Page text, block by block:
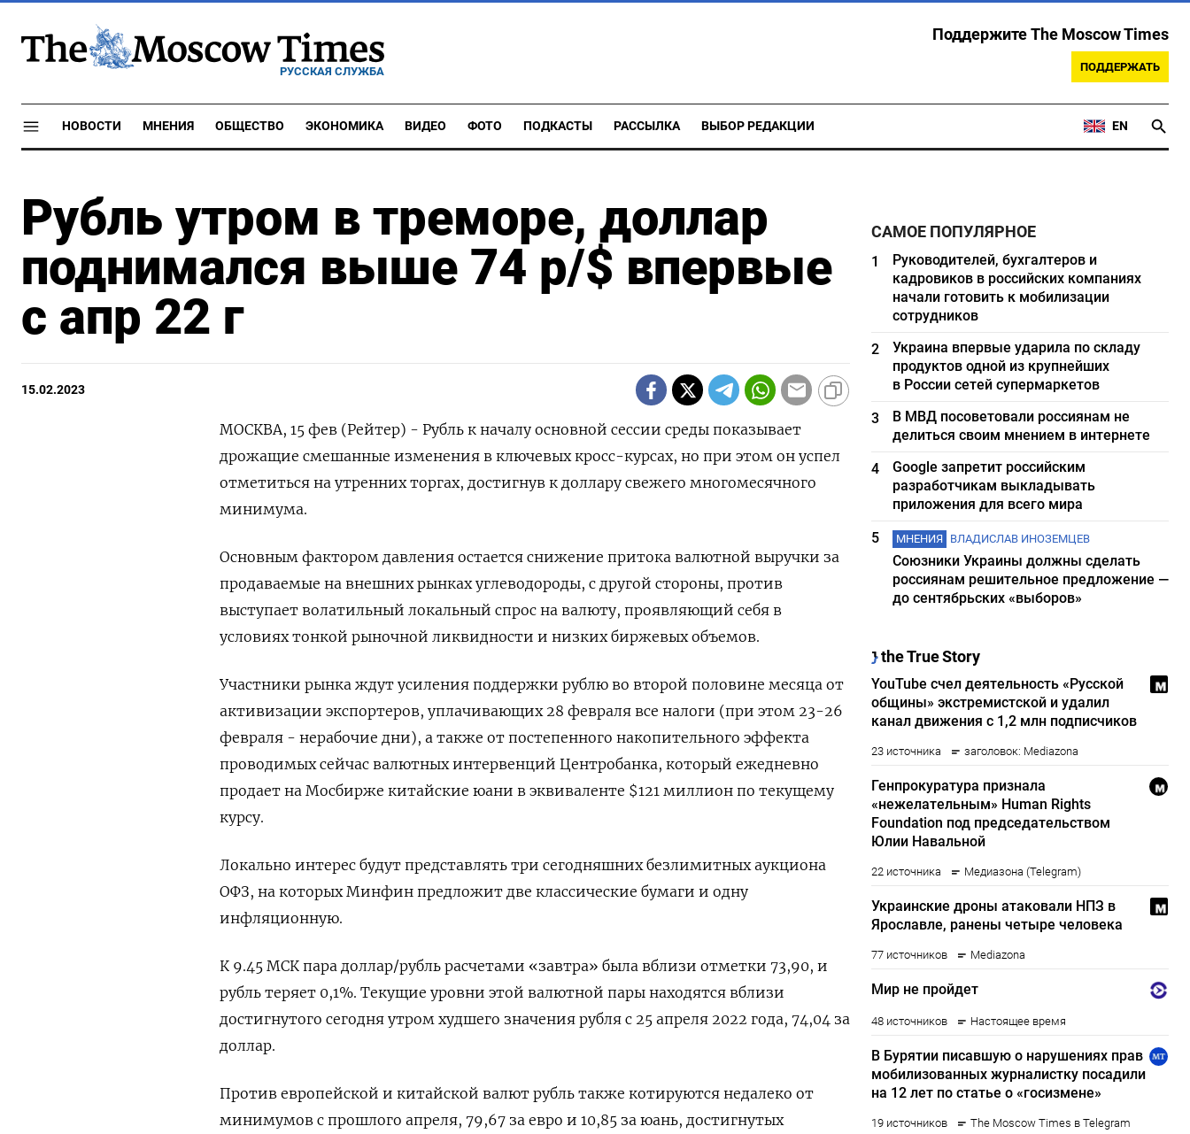
РУССКАЯ СЛУЖБА
Поддержите The Moscow Times
ПОДДЕРЖАТЬ
НОВОСТИ МНЕНИЯ ОБЩЕСТВО ЭКОНОМИКА ВИДЕО ФОТО ПОДКАСТЫ РАССЫЛКА ВЫБОР РЕДАКЦИИ EN
Рубль утром в треморе, доллар
поднимался выше 74 р/$ впервые
с апр 22 г
15.02.2023
МОСКВА, 15 фев (Рейтер) - Рубль к началу основной сессии среды показывает
дрожащие смешанные изменения в ключевых кросс-курсах, но при этом он успел
отметиться на утренних торгах, достигнув к доллару свежего многомесячного
минимума.
Основным фактором давления остается снижение притока валютной выручки за
продаваемые на внешних рынках углеводороды, с другой стороны, против
выступает волатильный локальный спрос на валюту, проявляющий себя в
условиях тонкой рыночной ликвидности и низких биржевых объемов.
Участники рынка ждут усиления поддержки рублю во второй половине месяца от
активизации экспортеров, уплачивающих 28 февраля все налоги (при этом 23-26
февраля - нерабочие дни), а также от постепенного накопительного эффекта
проводимых сейчас валютных интервенций Центробанка, который ежедневно
продает на Мосбирже китайские юани в эквиваленте $121 миллион по текущему
курсу.
Локально интерес будут представлять три сегодняшних безлимитных аукциона
ОФЗ, на которых Минфин предложит две классические бумаги и одну
инфляционную.
К 9.45 МСК пара доллар/рубль расчетами «завтра» была вблизи отметки 73,90, и
рубль теряет 0,1%. Текущие уровни этой валютной пары находятся вблизи
достигнутого сегодня утром худшего значения рубля с 25 апреля 2022 года, 74,04 за
доллар.
Против европейской и китайской валют рубль также котируются недалеко от
минимумов с прошлого апреля, 79,67 за евро и 10,85 за юань, достигнутых
САМОЕ ПОПУЛЯРНОЕ
1
Руководителей, бухгалтеров и
кадровиков в российских компаниях
начали готовить к мобилизации
сотрудников
2
Украина впервые ударила по складу
продуктов одной из крупнейших
в России сетей супермаркетов
3
В МВД посоветовали россиянам не
делиться своим мнением в интернете
4
Google запретит российским
разработчикам выкладывать
приложения для всего мира
5
МНЕНИЯ ВЛАДИСЛАВ ИНОЗЕМЦЕВ
Союзники Украины должны сделать
россиянам решительное предложение —
до сентябрьских «выборов»